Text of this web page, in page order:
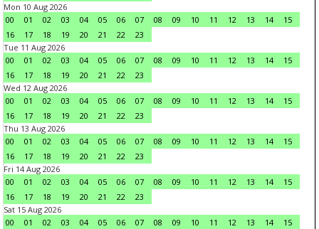
Mon 10 Aug 2026
00
01 02 03 04 05 06 07 08 09 10 11 12 13 14
15
16
17 18 19 20 21 22
23
Tue 11 Aug 2026
00
01 02 03 04 05 06 07 08 09 10 11 12 13 14
15
16
17 18 19 20 21 22
23
Wed 12 Aug 2026
00
01 02 03 04 05 06 07 08 09 10 11 12 13 14
15
16
17 18 19 20 21 22
23
Thu 13 Aug 2026
00
01 02 03 04 05 06 07 08 09 10 11 12 13 14
15
16
17 18 19 20 21 22
23
Fri 14 Aug 2026
00
01 02 03 04 05 06 07 08 09 10 11 12 13 14
15
16
17 18 19 20 21 22
23
Sat 15 Aug 2026
00
01 02 03 04 05 06 07 08 09 10 11 12 13 14 15